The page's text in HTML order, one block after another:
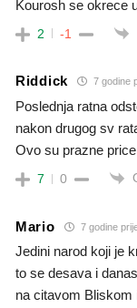
Kourosh se okrece
2 -1
Riddick 7 godine
Poslednja ratna
nakon drugog sv
Ovo su prazne
7 0
Mario 7 godine
Jedini narod koji je
to se desava i
na citavom Bliskom